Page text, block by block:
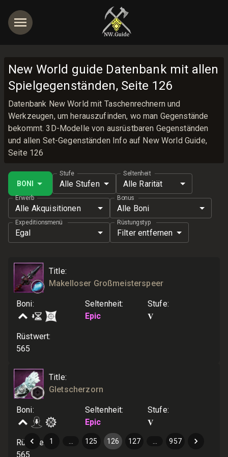
New World guide Datenbank mit allen
Spielgegenständen, Seite 126
Datenbank New World mit Taschenrechnern und
Werkzeugen, um herauszufinden, wo man Gegenstände
bekommt. 3D-Modelle von ausrüstbaren Gegenständen
und allen Set-Gegenständen Info auf New World Guide,
Seite 126
BONI
Stufe
Alle Stufen
Seltenheit
Alle Rarität
Erwerb
Alle Akquisitionen
Bonus
Alle Boni
Expeditionsmenü
Egal
Rüstungstyp
Filter entfernen
Title:
Makelloser Großmeisterspeer
Boni: Seltenheit:
Epic
Stufe:
V
Rüstwert:
565
Title:
Gletscherzorn
Boni: Seltenheit:
Epic
Stufe:
V
Rüstwert :
565
1 125 126 127 957